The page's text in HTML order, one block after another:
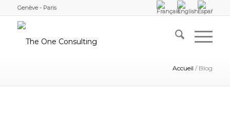
Genève - Paris
Accueil / Blog